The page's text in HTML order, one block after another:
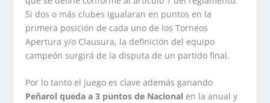
Si dos o más clubes igualaran en puntos en la
primera posición de cada uno de los Torneos
Apertura y/o Clausura, la definición del equipo
campeón surgirá de la disputa de un partido final.
Por lo tanto el juego es clave además ganando
Peñarol queda a 3 puntos de Nacional en la anual y